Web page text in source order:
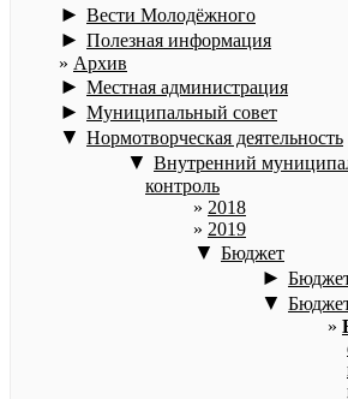
► Вести Молодёжного
► Полезная информация
Архив
► Местная администрация
► Муниципальный совет
▼ Нормотворческая деятельность
▼ Внутренний
контроль
2018
2019
▼ Бюджет
►
▼